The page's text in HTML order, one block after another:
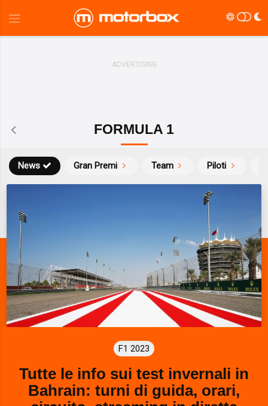
FORMULA 1
News Gran Premi Team Piloti
F1 2023
Tutte le info sui test invernali in
Bahrain: turni di guida, orari,